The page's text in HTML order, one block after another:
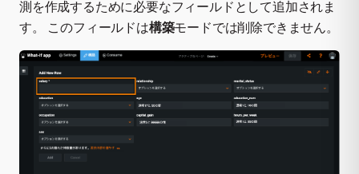
測を作成するために必要なフィールドとして追加されま
す。 このフィールドは構築モードでは削除できません。